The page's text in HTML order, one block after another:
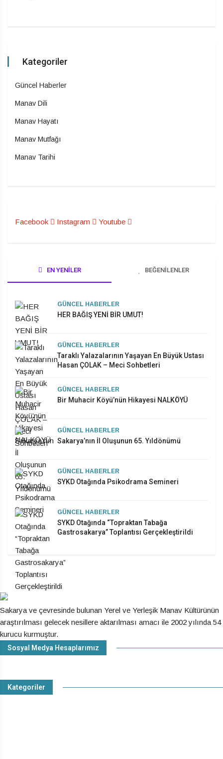
Kategoriler
Güncel Haberler
Manav Dili
Manav Hayatı
Manav Mutfağı
Manav Tarihi
Facebook Instagram Youtube
EN YENILER BEĞENILENLER
GÜNCEL HABERLER
HER BAĞIŞ YENİ BİR UMUT!
GÜNCEL HABERLER
Taraklı Yalazalarının Yaşayan En Büyük Ustası
Hasan ÇOLAK – Meci Sohbetleri
GÜNCEL HABERLER
Bir Muhacir Köyü’nün Hikayesi NALKÖYÜ
GÜNCEL HABERLER
Sakarya’nın İl Oluşunun 65. Yıldönümü
GÜNCEL HABERLER
SYKD Otağında Psikodrama Semineri
GÜNCEL HABERLER
SYKD Otağında “Topraktan Tabağa
Gastrosakarya” Toplantısı Gerçekleştirildi
Sakarya ve çevresinde bulunan Yerel ve Yerleşik Manav Kültürünün
araştırılması gelecek nesillere aktarılması amacı ile 2002 yılında 54
kurucu kurmuştur.
Sosyal Medya Hesaplarımız
Kategoriler